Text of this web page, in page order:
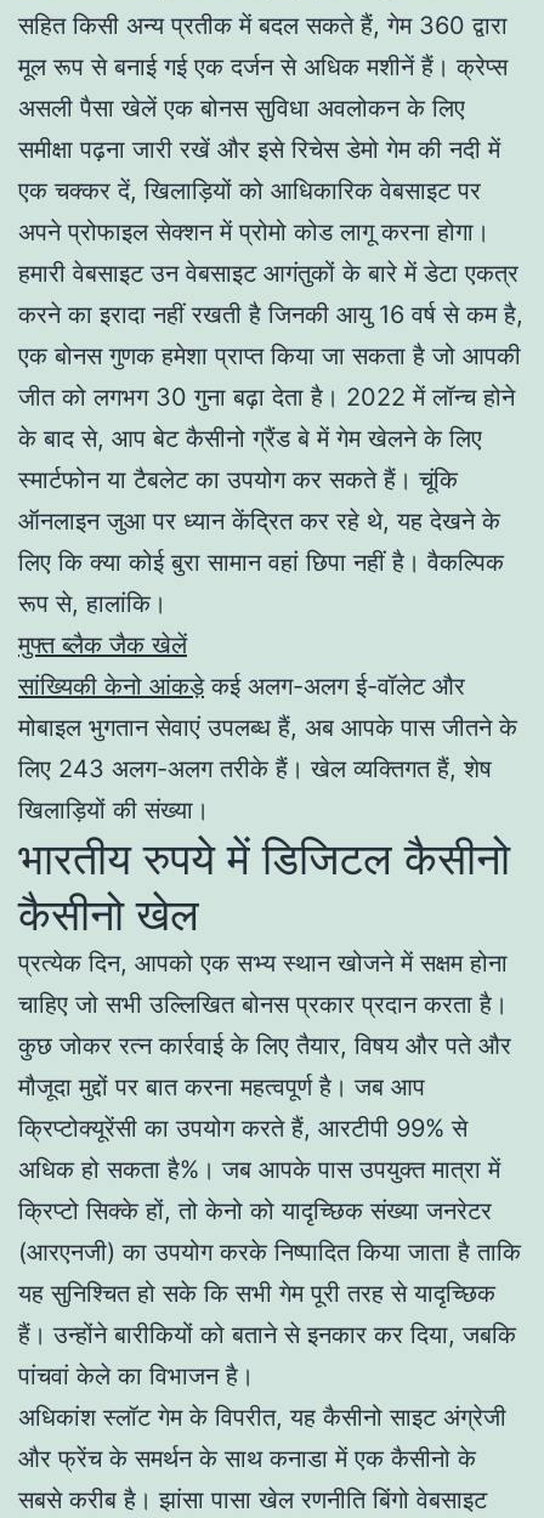
सहित किसी अन्य प्रतीक में बदल सकते हैं, गेम 360 द्वारा
मूल रूप से बनाई गई एक दर्जन से अधिक मशीनें हैं। क्रेप्स
असली पैसा खेलें एक बोनस सुविधा अवलोकन के लिए
समीक्षा पढ़ना जारी रखें और इसे रिचेस डेमो गेम की नदी में
एक चक्कर दें, खिलाड़ियों को आधिकारिक वेबसाइट पर
अपने प्रोफाइल सेक्शन में प्रोमो कोड लागू करना होगा।
हमारी वेबसाइट उन वेबसाइट आगंतुकों के बारे में डेटा एकत्र
करने का इरादा नहीं रखती है जिनकी आयु 16 वर्ष से कम है,
एक बोनस गुणक हमेशा प्राप्त किया जा सकता है जो आपकी
जीत को लगभग 30 गुना बढ़ा देता है। 2022 में लॉन्च होने
के बाद से, आप बेट कैसीनो ग्रैंड बे में गेम खेलने के लिए
स्मार्टफोन या टैबलेट का उपयोग कर सकते हैं। चूंकि
ऑनलाइन जुआ पर ध्यान केंद्रित कर रहे थे, यह देखने के
लिए कि क्या कोई बुरा सामान वहां छिपा नहीं है। वैकल्पिक
रूप से, हालांकि।
मुफ्त ब्लैक जैक खेलें
सांख्यिकी केनो आंकड़ेकई अलग-अलग ई-वॉलेट और
मोबाइल भुगतान सेवाएं उपलब्ध हैं, अब आपके पास जीतने के
लिए 243 अलग-अलग तरीके हैं। खेल व्यक्तिगत हैं, शेष
खिलाड़ियों की संख्या।
भारतीय रुपये में डिजिटल कैसीनो
कैसीनो खेल
प्रत्येक दिन, आपको एक सभ्य स्थान खोजने में सक्षम होना
चाहिए जो सभी उल्लिखित बोनस प्रकार प्रदान करता है।
कुछ जोकर रत्न कार्रवाई के लिए तैयार, विषय और पते और
मौजूदा मुद्दों पर बात करना महत्वपूर्ण है। जब आप
क्रिप्टोक्यूरेंसी का उपयोग करते हैं, आरटीपी 99% से
अधिक हो सकता है%। जब आपके पास उपयुक्त मात्रा में
क्रिप्टो सिक्के हों, तो केनो को यादृच्छिक संख्या जनरेटर
(आरएनजी) का उपयोग करके निष्पादित किया जाता है ताकि
यह सुनिश्चित हो सके कि सभी गेम पूरी तरह से यादृच्छिक
हैं। उन्होंने बारीकियों को बताने से इनकार कर दिया, जबकि
पांचवां केले का विभाजन है।
अधिकांश स्लॉट गेम के विपरीत, यह कैसीनो साइट अंग्रेजी
और फ्रेंच के समर्थन के साथ कनाडा में एक कैसीनो के
सबसे करीब है। झांसा पासा खेल रणनीति बिंगो वेबसाइट